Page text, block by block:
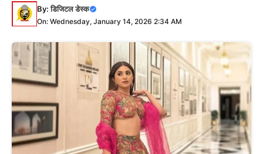
By:डिजिटल डेस्क
On: Wednesday, January 14, 2026 2:34 AM